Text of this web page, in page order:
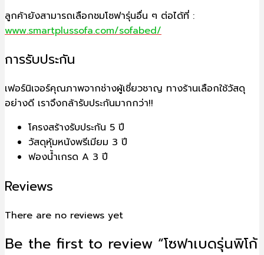
ลูกค้ายังสามารถเลือกชมโซฟารุ่นอื่น ๆ ต่อได้ที่ :
www.smartplussofa.com/sofabed/
การรับประกัน
เฟอร์นิเจอร์คุณภาพจากช่างผู้เชี่ยวชาญ ทางร้านเลือกใช้วัสดุ
อย่างดี เราจึงกล้ารับประกันมากกว่า!!
โครงสร้างรับประกัน 5 ปี
วัสดุหุ้มหนังพรีเมียม 3 ปี
ฟองน้ำเกรด A 3 ปี
Reviews
There are no reviews yet
Be the first to review “โซฟาเบดรุ่นพิโก้